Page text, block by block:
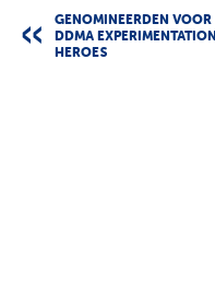
GENOMINEERDEN VOOR
DDMA EXPERIMENTATION
HEROES